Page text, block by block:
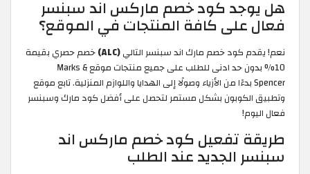
هل يوجد كود خصم ماركس اند سبنسر
فعال على كافة المنتجات في الموقع؟
نعم! يقدم كود خصم مارك اند سبنسر التالي(ALC)
خصم حصري بقيمة
10% بدون حد ادنى للطلب على جميع منتجات موقع Marks &
Spencer بدءًا من الأزياء وصولًا إلى الهدايا واللوازم المنزلية. تابع موقع
وتطبيق الكوبون بشكل مستمر لتحصل على أفضل كود مارك وسبنسر
فعال اليوم!
طريقة تفعيل كود خصم ماركس اند
سبنسر الجديد عند الطلب